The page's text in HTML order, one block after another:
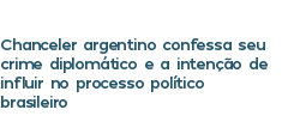
Chanceler argentino confessa seu
crime diplomático e a intenção de
influir no processo político
brasileiro